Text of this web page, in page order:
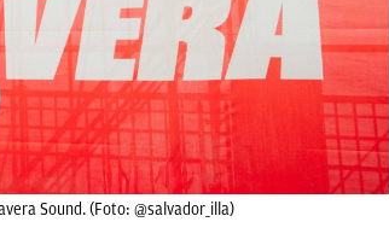
Sound. (Foto: @salvador_illa)